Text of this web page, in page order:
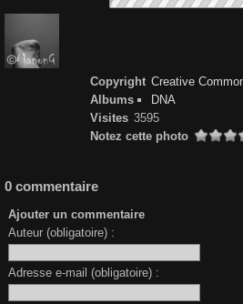
Copyright Creative
Albums
DNA
Visites 3595
Notez cette photo
0 commentaire
Ajouter un commentaire
Auteur (obligatoire) :
Adresse e-mail (obligatoire) :